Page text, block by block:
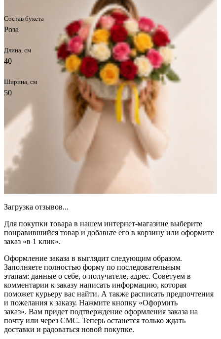
Состав букета
Роза
Длина, см
40
Ширина, см
50
Отзывы
Нет оценок
Оставить отзыв
Загрузка отзывов...
Для покупки товара в нашем интернет-магазине выберите
понравившийся товар и добавьте его в корзину или оформите
заказ «в 1 клик».
Оформление заказа в выглядит следующим образом.
Заполняете полностью форму по последовательным
этапам: данные о себе, о получателе, адрес. Советуем в
комментарии к заказу написать информацию, которая
поможет курьеру вас найти. А также расписать предпочтения
и пожелания к заказу. Нажмите кнопку «Оформить
заказ». Вам придет подтверждение оформления заказа на
почту или через СМС. Теперь останется только ждать
доставки и радоваться новой покупке.